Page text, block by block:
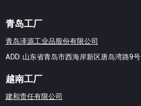
青岛工厂
青岛泽源工业品股份有限公司
ADD: 山东省青岛市西海岸新区唐岛湾路9号
越南工厂
建和责任有限公司